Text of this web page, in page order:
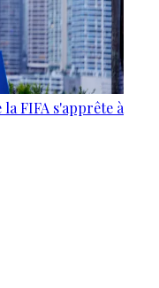
FIFA s'apprête à